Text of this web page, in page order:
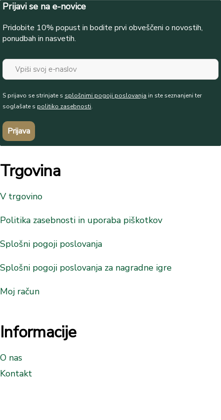
Prijavi se na e-novice
Pridobite 10% popust in bodite prvi obveščeni o novostih,
ponudbah in nasvetih.
S prijavo se strinjate s splošnimi pogoji poslovanja in ste seznanjeni ter
soglašate s politiko zasebnosti.
Prijava
Trgovina
V trgovino
Politika zasebnosti in uporaba piškotkov
Splošni pogoji poslovanja
Splošni pogoji poslovanja za nagradne igre
Moj račun
Informacije
O nas
Kontakt